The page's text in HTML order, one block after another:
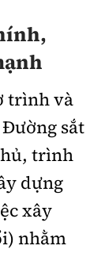
trình và
sắt
trình
dựng
xây
nhằm